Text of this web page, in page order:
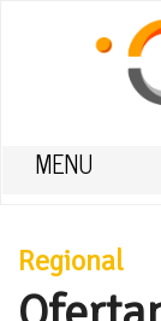
MENU
Regional